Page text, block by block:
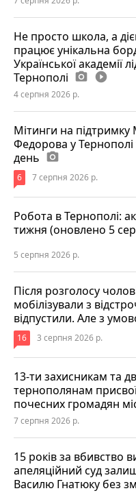
Не просто школа, а
працює унікальна
Української академії
Тернополі photo_camera play_circle_filled
4 серпня 2026 р.
Мітинги на
Федорова у
день photo_camera
6 7 серпня 2026 р.
Робота в Тернополі:
тижня (оновлено 5
5 серпня 2026 р.
Після розголосу
мобілізували з
відпустили. Але з
16 3 серпня 2026 р.
13-ти захисникам та
тернополянам
почесних громадян
7 серпня 2026 р.
15 років за вбивство
апеляційний суд
Василю Гнатюку без